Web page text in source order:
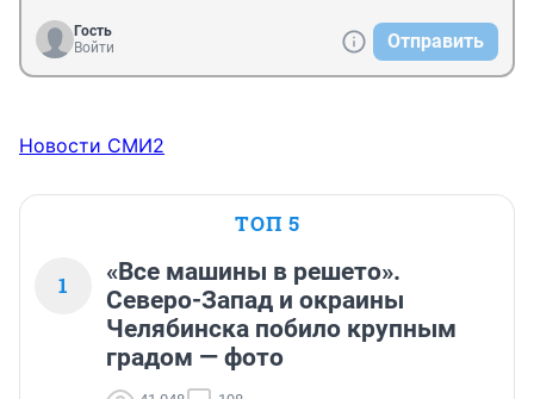
Гость
Войти
Отправить
Новости СМИ2
ТОП 5
1
«Все машины в решето».
Северо-Запад и окраины
Челябинска побило крупным
градом — фото